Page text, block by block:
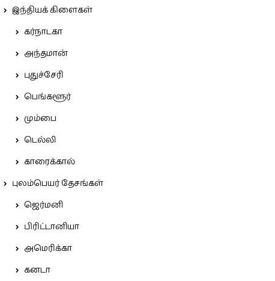
இந்தியக் கிளைகள்
கர்நாடகா
அந்தமான்
புதுச்சேரி
பெங்களூர்
மும்பை
டெல்லி
காரைக்கால்
புலம்பெயர் தேசங்கள்
ஜெர்மனி
பிரிட்டானியா
அமெரிக்கா
கனடா